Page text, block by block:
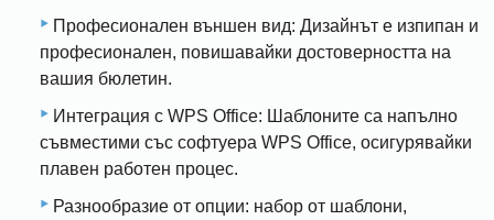
Професионален външен вид: Дизайнът е изпипан и
професионален, повишавайки достоверността на
вашия бюлетин.
Интеграция с WPS Office: Шаблоните са напълно
съвместими със софтуера WPS Office, осигурявайки
плавен работен процес.
Разнообразие от опции: набор от шаблони,